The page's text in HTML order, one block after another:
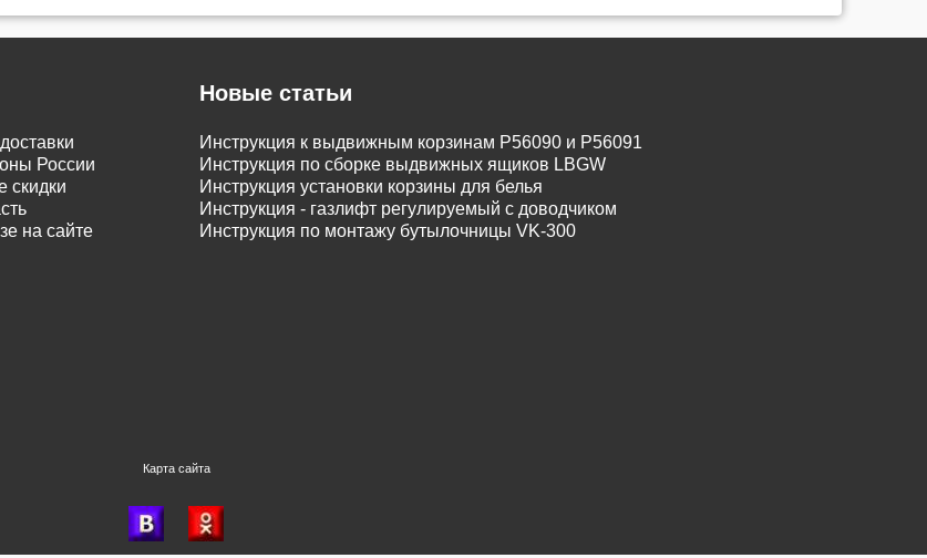
России
скидки
на сайте
Новые статьи
Инструкция к выдвижным корзинам P56090 и P56091
Инструкция по сборке выдвижных ящиков LBGW
Инструкция установки корзины для белья
Инструкция - газлифт регулируемый с доводчиком
Инструкция по монтажу бутылочницы VK-300
Карта сайта